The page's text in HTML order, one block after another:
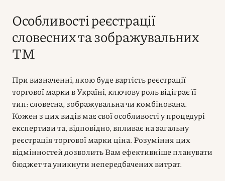
Особливості реєстрації
словесних та зображувальних
ТМ
При визначенні, якою буде вартість реєстрації
торгової марки в Україні, ключову роль відіграє її
тип: словесна, зображувальна чи комбінована.
Кожен з цих видів має свої особливості у процедурі
експертизи та, відповідно, впливає на загальну
реєстрація торгової марки ціна. Розуміння цих
відмінностей дозволить Вам ефективніше планувати
бюджет та уникнути непередбачених витрат.